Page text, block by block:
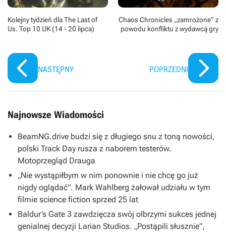
Kolejny tydzień dla The Last of
Us. Top 10 UK (14 - 20 lipca)
NASTĘPNY
Chaos Chronicles „zamrożone” z
powodu konfliktu z wydawcą gry
POPRZEDNI
Najnowsze Wiadomości
BeamNG.drive budzi się z długiego snu z toną nowości,
polski Track Day rusza z naborem testerów.
Motoprzegląd Drauga
„Nie wystąpiłbym w nim ponownie i nie chcę go już
nigdy oglądać”. Mark Wahlberg żałował udziału w tym
filmie science fiction sprzed 25 lat
Baldur’s Gate 3 zawdzięcza swój olbrzymi sukces jednej
genialnej decyzji Larian Studios. „Postąpili słusznie”,